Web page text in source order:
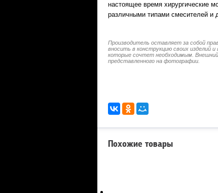
настоящее время хирургические
различными типами смесителей и
Производитель оставляет за собой
вносить в конструкцию своих изделий
которые сочтет необходимым.
представленного на фотографии.
Похожие товары